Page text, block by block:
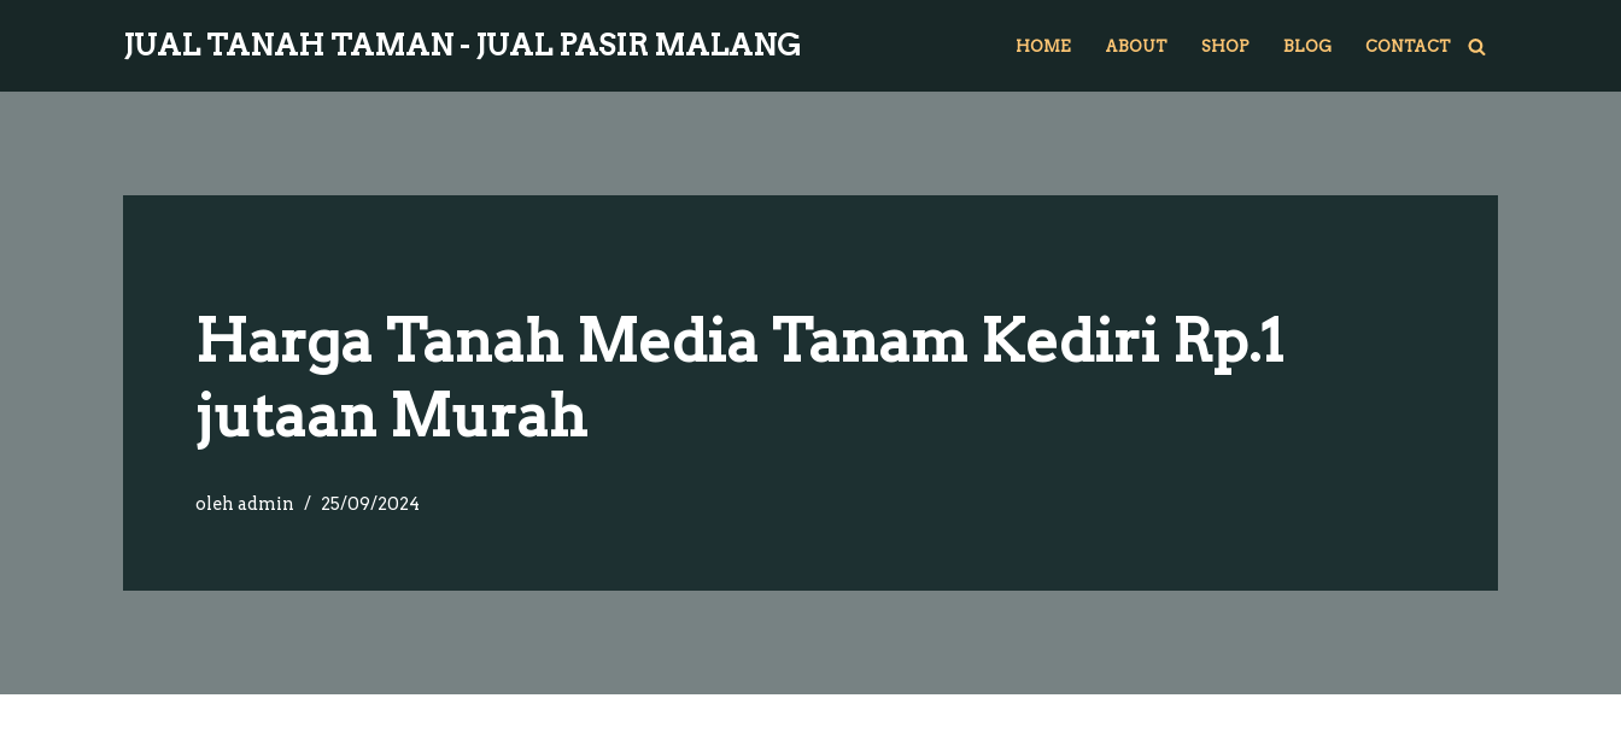
ke
JUAL TANAH TAMAN - JUAL PASIR MALANG HOME ABOUT SHOP BLOG CONTACT
Harga Tanah Media Tanam Kediri Rp.1
jutaan Murah
oleh admin 25/09/2024